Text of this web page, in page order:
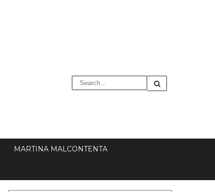
MARTINA MALCONTENTA